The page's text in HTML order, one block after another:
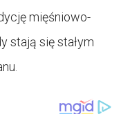
mięśniowo-
stają się stałym